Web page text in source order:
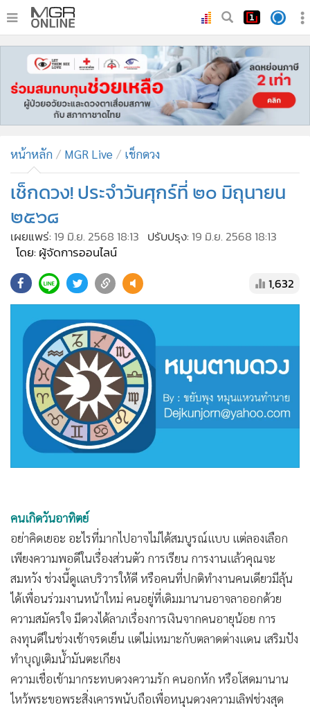
หน้าหลัก
ทันเหตุการณ์
• ภาคใต้
• บันเทิง
ผู้จัดการรายวัน
• คอลัมนิสต์
• ละคร
CbizReview
• ผู้จัดกวน
Green Innovation & SD
Management & HR
MGR Live
Infographic
การเมือง
ท่องเที่ยว
• เศรษฐกิจ-ธุรกิจ
• จีน
ชุมชน-คุณภาพชีวิต
• อาชญากรรม
Motoring
• เกม
• วิทยาศาสตร์
• SMEs
• หุ้น
หน้าหลัก MGR Live เช็กดวง
เช็กดวง! ประจำวันศุกร์ที่ ๒๐ มิถุนายน
๒๕๖๘
เผยแพร่: 19 มิ.ย. 2568 18:13 ปรับปรุง: 19 มิ.ย. 2568 18:13
โดย: ผู้จัดการออนไลน์
1,632
คนเกิดวันอาทิตย์
อย่าคิดเยอะ อะไรที่มากไปอาจไม่ได้สมบูรณ์แบบ แต่ลองเลือก
เพียงความพอดีในเรื่องส่วนตัว การเรียน การงานแล้วคุณจะ
สมหวัง ช่วงนี้ดูแลบริวารให้ดี หรือคนที่ปกติทำงานคนเดียวมีลุ้น
ได้เพื่อนร่วมงานหน้าใหม่ คนอยู่ที่เดิมมานานอาจลาออกด้วย
ความสมัครใจ มีดวงได้ลาภเรื่องการเงินจากคนอายุน้อย การ
ลงทุนดีในช่วงเช้าจรดเย็น แต่ไม่เหมาะกับตลาดต่างแดน เสริมปัง
ทำบุญเติมน้ำมันตะเกียง
ความเชื่อเข้ามากระทบดวงความรัก คนอกหัก หรือโสดมานาน
ไหว้พระขอพระสิ่งเคารพนับถือเพื่อหนุนดวงความเลิฟช่วงสุด